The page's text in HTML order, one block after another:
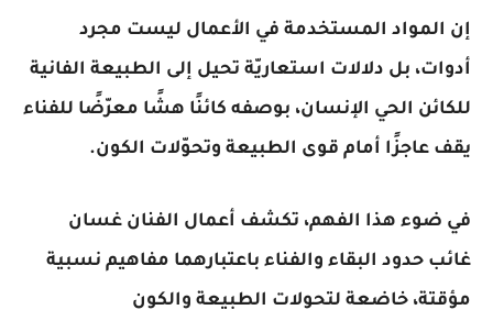
إن المواد المستخدمة في الأعمال ليست مجرد
أدوات، بل دلالات استعاريّة تحيل إلى الطبيعة الفانية
للكائن الحي الإنسان، بوصفه كائنًا هشًا معرّضًا للفناء
يقف عاجزًا أمام قوى الطبيعة وتحوّلات الكون.
في ضوء هذا الفهم، تكشف أعمال الفنان غسان
غائب حدود البقاء والفناء باعتبارهما مفاهيم نسبية
مؤقتة، خاضعة لتحولات الطبيعة والكون